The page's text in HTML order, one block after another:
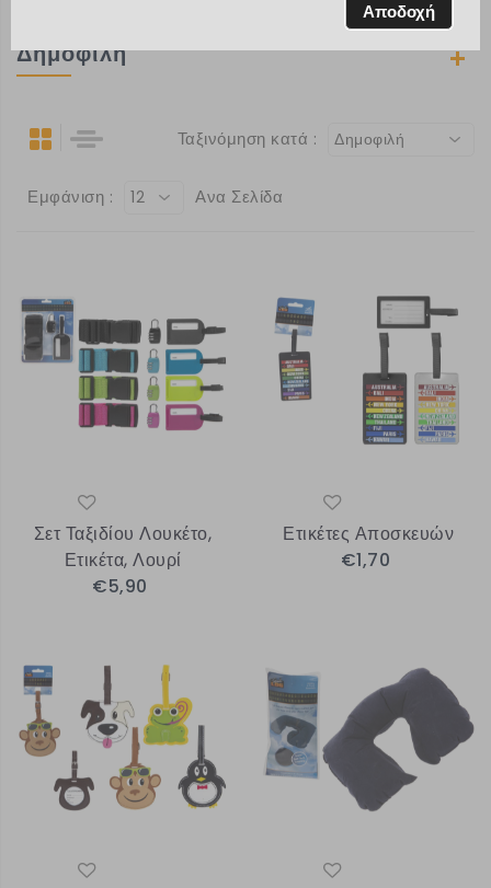
Δημοφιλή
Ταξινόμηση κατά : Δημοφιλή
Εμφάνιση : 12 Ανα Σελίδα
Σετ Ταξιδίου Λουκέτο,
Ετικέτα, Λουρί
€5,90
Ετικέτες Αποσκευών
€1,70
Αποδοχή